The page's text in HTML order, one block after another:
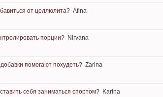
от целлюлита? Afina
порции? Nirvana
добавки помогают похудеть? Zarina
себя заниматься спортом? Karina